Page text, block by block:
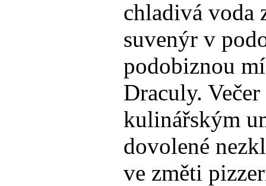
chladivá voda
suvenýr v
podobiznou
Draculy.
kulinářským
dovolené
ve změti